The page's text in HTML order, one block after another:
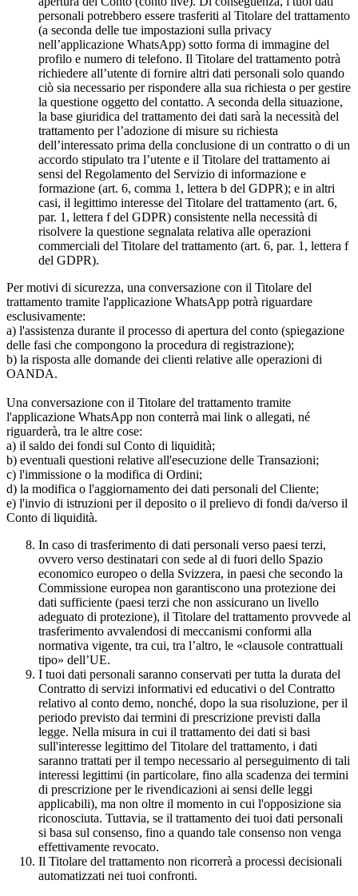
personali potrebbero essere trasferiti al Titolare del trattamento
(a seconda delle tue impostazioni sulla privacy
nell’applicazione WhatsApp) sotto forma di immagine del
profilo e numero di telefono. Il Titolare del trattamento potrà
richiedere all’utente di fornire altri dati personali solo quando
ciò sia necessario per rispondere alla sua richiesta o per gestire
la questione oggetto del contatto. A seconda della situazione,
la base giuridica del trattamento dei dati sarà la necessità del
trattamento per l’adozione di misure su richiesta
dell’interessato prima della conclusione di un contratto o di un
accordo stipulato tra l’utente e il Titolare del trattamento ai
sensi del Regolamento del Servizio di informazione e
formazione (art. 6, comma 1, lettera b del GDPR); e in altri
casi, il legittimo interesse del Titolare del trattamento (art. 6,
par. 1, lettera f del GDPR) consistente nella necessità di
risolvere la questione segnalata relativa alle operazioni
commerciali del Titolare del trattamento (art. 6, par. 1, lettera f
del GDPR).
Per motivi di sicurezza, una conversazione con il Titolare del
trattamento tramite l'applicazione WhatsApp potrà riguardare
esclusivamente:
a) l'assistenza durante il processo di apertura del conto (spiegazione
delle fasi che compongono la procedura di registrazione);
b) la risposta alle domande dei clienti relative alle operazioni di
OANDA.
Una conversazione con il Titolare del trattamento tramite
l'applicazione WhatsApp non conterrà mai link o allegati, né
riguarderà, tra le altre cose:
a) il saldo dei fondi sul Conto di liquidità;
b) eventuali questioni relative all'esecuzione delle Transazioni;
c) l'immissione o la modifica di Ordini;
d) la modifica o l'aggiornamento dei dati personali del Cliente;
e) l'invio di istruzioni per il deposito o il prelievo di fondi da/verso il
Conto di liquidità.
In caso di trasferimento di dati personali verso paesi terzi,
ovvero verso destinatari con sede al di fuori dello Spazio
economico europeo o della Svizzera, in paesi che secondo la
Commissione europea non garantiscono una protezione dei
dati sufficiente (paesi terzi che non assicurano un livello
adeguato di protezione), il Titolare del trattamento provvede al
trasferimento avvalendosi di meccanismi conformi alla
normativa vigente, tra cui, tra l’altro, le «clausole contrattuali
tipo» dell’UE.
I tuoi dati personali saranno conservati per tutta la durata del
Contratto di servizi informativi ed educativi o del Contratto
relativo al conto demo, nonché, dopo la sua risoluzione, per il
periodo previsto dai termini di prescrizione previsti dalla
legge. Nella misura in cui il trattamento dei dati si basi
sull'interesse legittimo del Titolare del trattamento, i dati
saranno trattati per il tempo necessario al perseguimento di tali
interessi legittimi (in particolare, fino alla scadenza dei termini
di prescrizione per le rivendicazioni ai sensi delle leggi
applicabili), ma non oltre il momento in cui l'opposizione sia
riconosciuta. Tuttavia, se il trattamento dei tuoi dati personali
si basa sul consenso, fino a quando tale consenso non venga
effettivamente revocato.
Il Titolare del trattamento non ricorrerà a processi decisionali
automatizzati nei tuoi confronti.